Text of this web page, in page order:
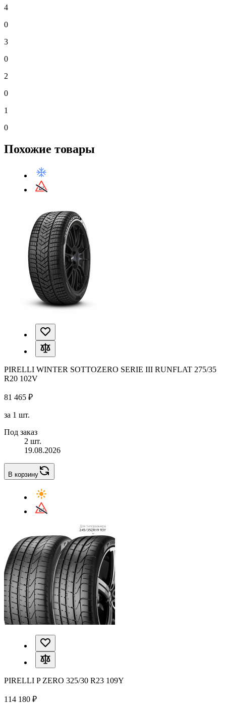
4
0
3
0
2
0
1
0
Похожие товары
PIRELLI WINTER SOTTOZERO SERIE III RUNFLAT 275/35
R20 102V
81 465 ₽
за 1 шт.
Под заказ
2 шт.
19.08.2026
В корзину
PIRELLI P ZERO 325/30 R23 109Y
114 180 ₽